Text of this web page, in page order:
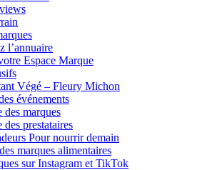
l’annuaire
Espace Marque
Végé – Fleury Michon
événements
des marques
des prestataires
Pour nourrir demain
marques alimentaires
sur Instagram et TikTok